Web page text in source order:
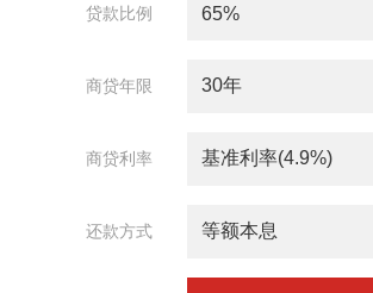
贷款比例
商贷年限
商贷利率
还款方式